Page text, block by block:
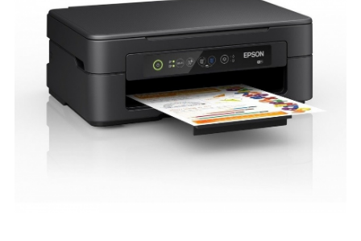
Impresoras con Sistema Continuo
Impresora Láser Color
Impresora Láser Monocromatica
Impresora Multifunción Láser Color